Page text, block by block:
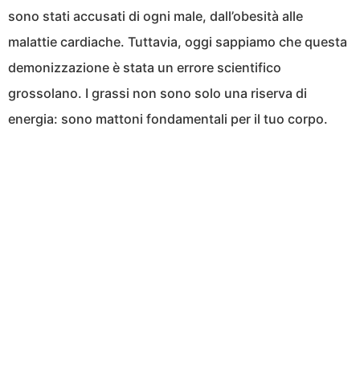
sono stati accusati di ogni male, dall’obesità alle
malattie cardiache. Tuttavia, oggi sappiamo che questa
demonizzazione è stata un errore scientifico
grossolano. I grassi non sono solo una riserva di
energia: sono mattoni fondamentali per il tuo corpo.